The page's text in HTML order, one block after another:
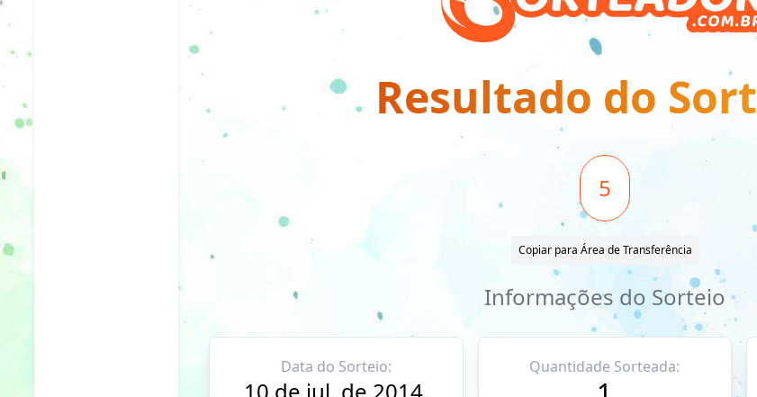
Resultado do
5
Copiar para Área de Transferência
Informações do Sorteio
Data do Sorteio: Quantidade Sorteada: